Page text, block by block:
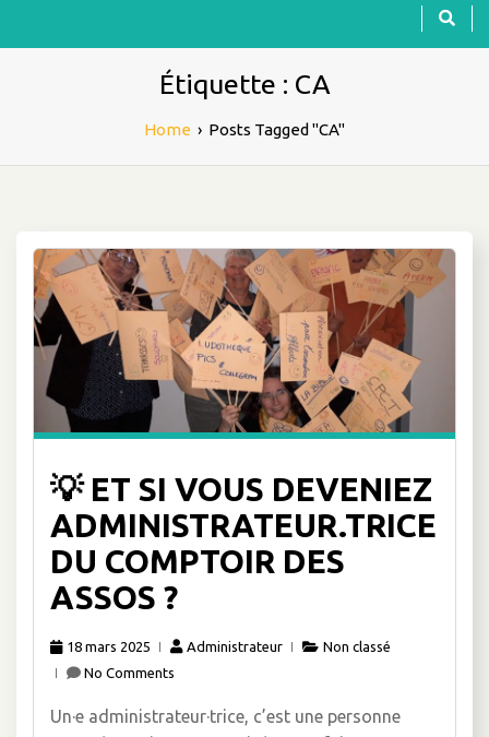
Étiquette : CA
Home › Posts Tagged "CA"
💡 ET SI VOUS DEVENIEZ
ADMINISTRATEUR.TRICE
DU COMPTOIR DES
ASSOS ?
18 mars 2025 Administrateur
Non classé
No Comments
Un·e administrateur·trice, c’est une personne